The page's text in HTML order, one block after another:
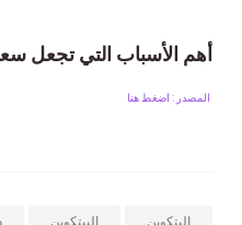
أهم الأسباب التي تجعل سعر البيتكوين
المصدر : اضغط هنا
البتكوين البيتكوين